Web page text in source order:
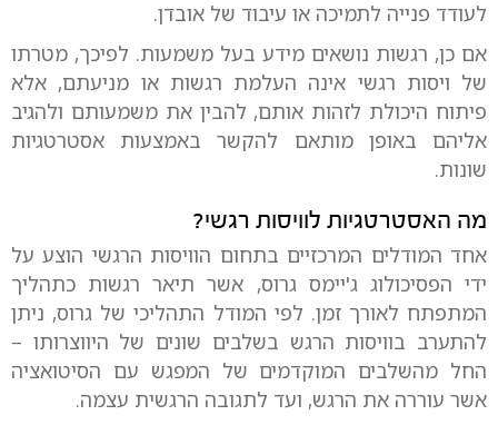
לעודד פנייה לתמיכה או עיבוד של אובדן.
אם כן, רגשות נושאים מידע בעל משמעות. לפיכך, מטרתו
של ויסות רגשי אינה העלמת רגשות או מניעתם, אלא
פיתוח היכולת לזהות אותם, להבין את משמעותם ולהגיב
אליהם באופן מותאם להקשר באמצעות אסטרטגיות
שונות.
מה האסטרטגיות לוויסות רגשי?
אחד המודלים המרכזיים בתחום הוויסות הרגשי הוצע על
ידי הפסיכולוג ג'יימס גרוס, אשר תיאר רגשות כתהליך
המתפתח לאורך זמן. לפי המודל התהליכי של גרוס, ניתן
להתערב בוויסות הרגש בשלבים שונים של היווצרותו –
החל מהשלבים המוקדמים של המפגש עם הסיטואציה
אשר עוררה את הרגש, ועד לתגובה הרגשית עצמה.